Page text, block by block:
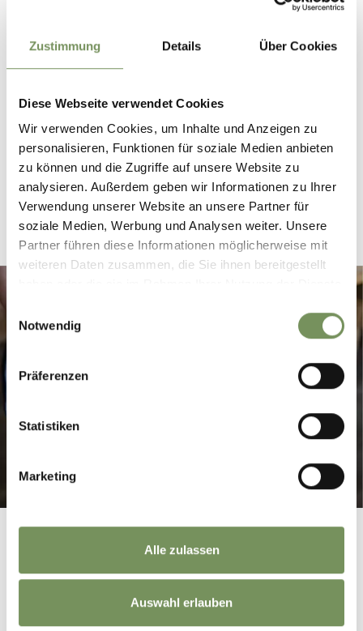
Zustimmung Details Über Cookies
Diese Webseite verwendet Cookies
Wir verwenden Cookies, um Inhalte und Anzeigen zu
personalisieren, Funktionen für soziale Medien anbieten
zu können und die Zugriffe auf unsere Website zu
analysieren. Außerdem geben wir Informationen zu Ihrer
Verwendung unserer Website an unsere Partner für
soziale Medien, Werbung und Analysen weiter. Unsere
Partner führen diese Informationen möglicherweise mit
weiteren Daten zusammen, die Sie ihnen bereitgestellt
Notwendig
Präferenzen
Statistiken
Marketing
Alle zulassen
Auswahl erlauben
Übrigens: Wenn du meinst, Törggelen kommt von Torkeln,
vielen Lokale, in denen wunderbare Tropfen ausgeschenkt
werden - aber nein: Törggelen kommt vom Lateinischen
Gemeint ist damit das Pressen der Maische nach der
Weintraubenernte, wie es zu früheren Zeiten gebräuchlich
war.
ANNA GÖTSCH | 07.10.2021
WAR DER INHALT FÜR DICH HILFREICH?